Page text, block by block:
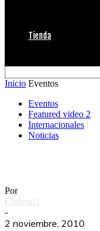
Tienda
Inicio Eventos
Eventos
Featured video 2
Internacionales
Noticias
Por
Chilesurf
-
2 noviembre, 2010